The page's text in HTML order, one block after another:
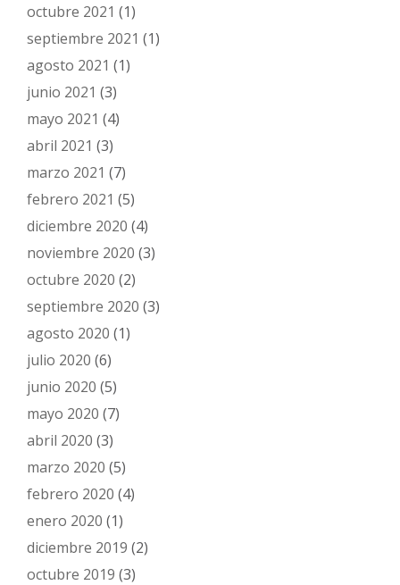
octubre 2021 (1)
septiembre 2021 (1)
agosto 2021 (1)
junio 2021 (3)
mayo 2021 (4)
abril 2021 (3)
marzo 2021 (7)
febrero 2021 (5)
diciembre 2020 (4)
noviembre 2020 (3)
octubre 2020 (2)
septiembre 2020 (3)
agosto 2020 (1)
julio 2020 (6)
junio 2020 (5)
mayo 2020 (7)
abril 2020 (3)
marzo 2020 (5)
febrero 2020 (4)
enero 2020 (1)
diciembre 2019 (2)
octubre 2019 (3)